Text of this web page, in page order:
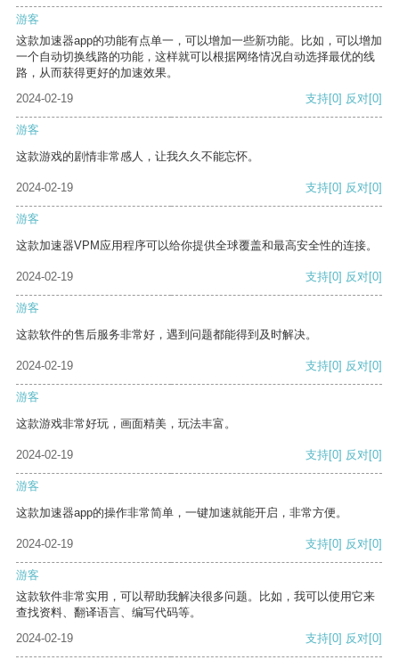
游客
这款加速器app的功能有点单一，可以增加一些新功能。比如，可以增加
一个自动切换线路的功能，这样就可以根据网络情况自动选择最优的线
路，从而获得更好的加速效果。
2024-02-19
支持[0] 反对[0]
游客
这款游戏的剧情非常感人，让我久久不能忘怀。
2024-02-19 支持[0] 反对[0]
游客
这款加速器VPM应用程序可以给你提供全球覆盖和最高安全性的连接。
2024-02-19 支持[0] 反对[0]
游客
这款软件的售后服务非常好，遇到问题都能得到及时解决。
2024-02-19 支持[0] 反对[0]
游客
这款游戏非常好玩，画面精美，玩法丰富。
2024-02-19 支持[0] 反对[0]
游客
这款加速器app的操作非常简单，一键加速就能开启，非常方便。
2024-02-19 支持[0] 反对[0]
游客
这款软件非常实用，可以帮助我解决很多问题。比如，我可以使用它来
查找资料、翻译语言、编写代码等。
2024-02-19
支持[0] 反对[0]